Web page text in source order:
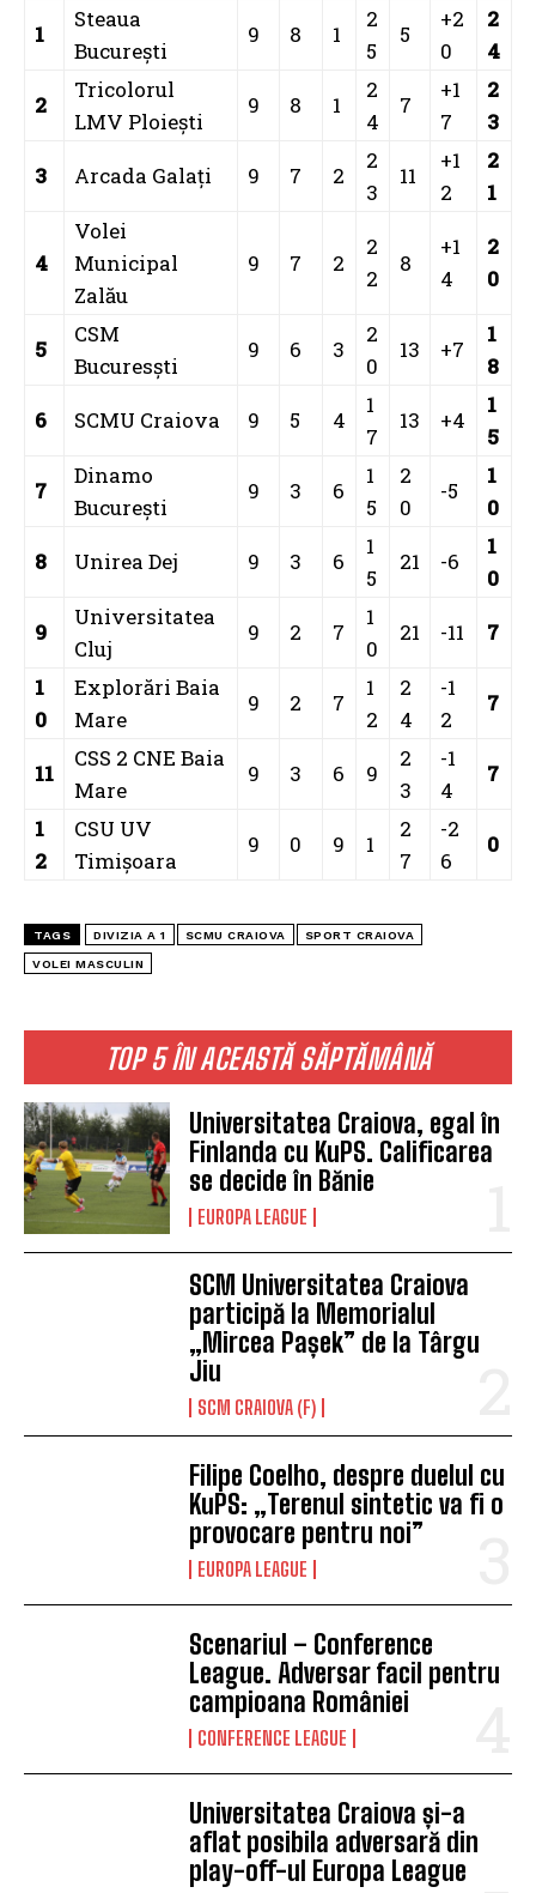
TOP 5 ÎN ACEASTĂ SĂPTĂMÂNĂ
Universitatea Craiova, egal în
Finlanda cu KuPS. Calificarea
se decide în Bănie
EUROPA LEAGUE
SCM Universitatea Craiova
participă la Memorialul
„Mircea Pașek” de la Târgu
Jiu
SCM CRAIOVA (F)
Filipe Coelho, despre duelul cu
KuPS: „Terenul sintetic va fi o
provocare pentru noi”
EUROPA LEAGUE
Scenariul – Conference
League. Adversar facil pentru
campioana României
CONFERENCE LEAGUE
Universitatea Craiova și-a
aflat posibila adversară din
play-off-ul Europa League
1
Steaua
București
9 8 1
2
5
5
+2
0
2
4
2
Tricolorul
LMV Ploiești
9 8 1
2
4
7
+1
7
2
3
3
Arcada Galați 9 7 2
2
3
11
+1
2
2
1
4
Volei
Municipal
Zalău
9 7 2
2
2
8
+1
4
2
0
5
CSM
Bucuresști
9 6 3
2
0
13 +7
1
8
6
SCMU Craiova 9 5 4
1
7
13 +4
1
5
7
Dinamo
București
9 3 6
1
5
2
0
-5
1
0
8
Unirea Dej 9 3 6
1
5
21 -6
1
0
9
Universitatea
Cluj
9 2 7
1
0
21 -11
7
1
0
Explorări Baia
Mare
9 2 7
1
2
2
4
-1
2
7
11
CSS 2 CNE Baia
Mare
9 3 6 9
2
3
-1
4
7
1
2
CSU UV
Timişoara
9 0 9 1
2
7
-2
6
0
TAGS DIVIZIA A 1 SCMU CRAIOVA SPORT CRAIOVA
VOLEI MASCULIN